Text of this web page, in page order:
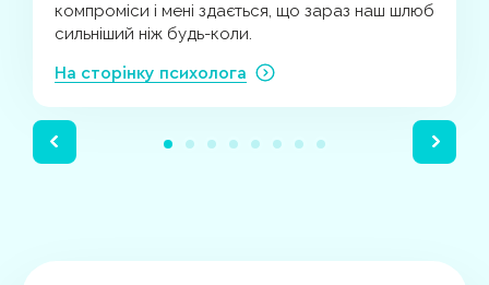
компроміси і мені здається, що зараз наш шлюб
сильніший ніж будь-коли.
На сторінку психолога